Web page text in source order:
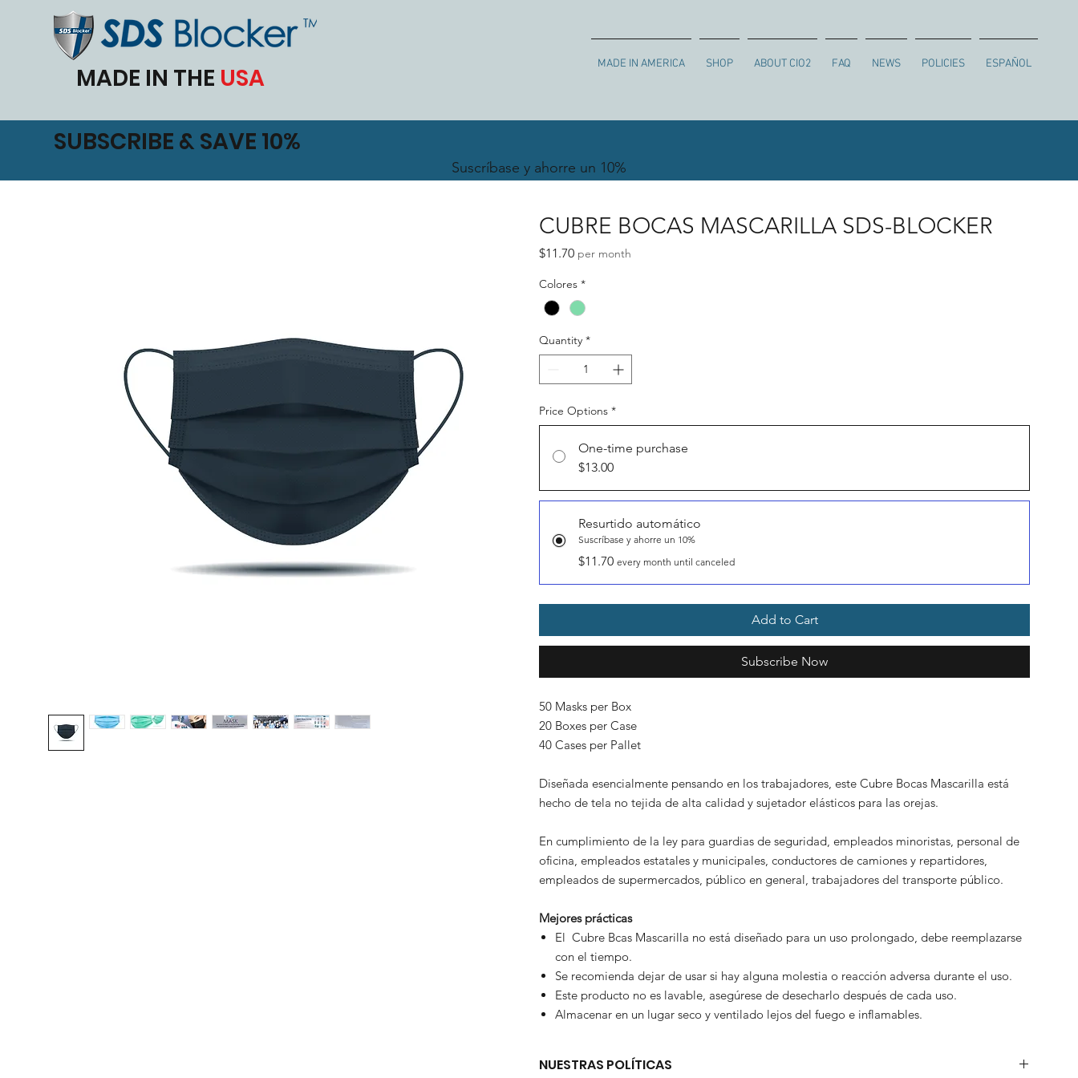
MADE IN AMERICA SHOP ABOUT CIO2 FAQ NEWS POLICIES ESPAÑOL
MADE IN THE USA
CUBRE BOCAS MASCARILLA SDS-BLOCKER
$11.70Price
per month
Colores *
Quantity *
Price Options *
One-time purchase
$13.00
Resurtido automático
Suscríbase y ahorre un 10%
$11.70 every month until canceled
Add to Cart
Subscribe Now
50 Masks per Box
20 Boxes per Case
40 Cases per Pallet
Diseñada esencialmente pensando en los trabajadores, este Cubre Bocas Mascarilla está
hecho de tela no tejida de alta calidad y sujetador elásticos para las orejas.
En cumplimiento de la ley para guardias de seguridad, empleados minoristas, personal de
oficina, empleados estatales y municipales, conductores de camiones y repartidores,
empleados de supermercados, público en general, trabajadores del transporte público.
Mejores prácticas
El Cubre Bcas Mascarilla no está diseñado para un uso prolongado, debe reemplazarse
con el tiempo.
Se recomienda dejar de usar si hay alguna molestia o reacción adversa durante el uso.
Este producto no es lavable, asegúrese de desecharlo después de cada uso.
Almacenar en un lugar seco y ventilado lejos del fuego e inflamables.
NUESTRAS POLÍTICAS
SUBSCRIBE & SAVE 10%
Suscríbase y ahorre un 10%